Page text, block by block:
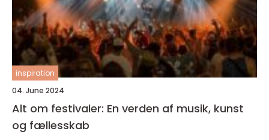
inspiration
04. June 2024
Alt om festivaler: En verden af musik, kunst
og fællesskab